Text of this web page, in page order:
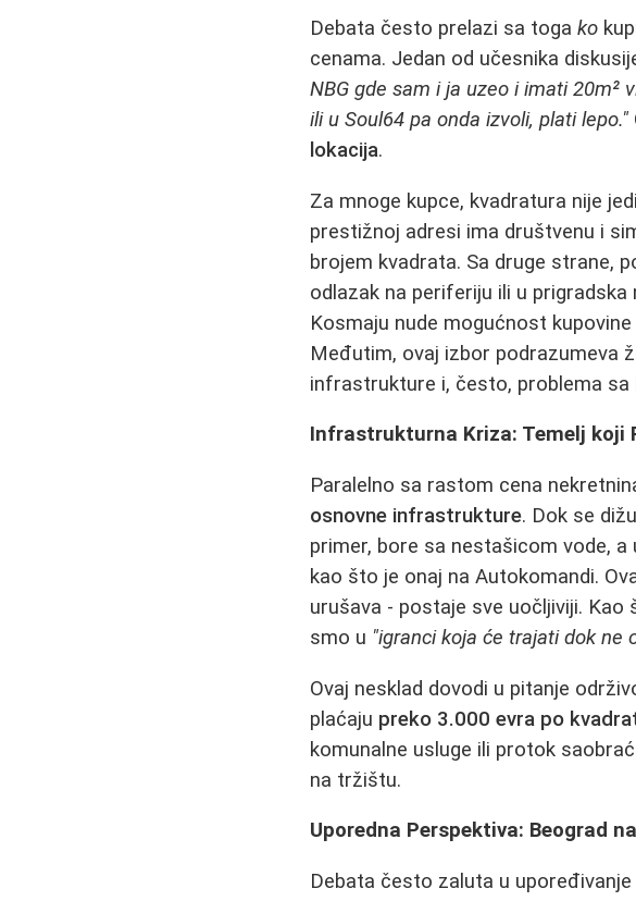
Debata često prelazi sa togako
cenama. Jedan od učesnika
NBG gde sam i ja uzeo i imati 20m²
ili u Soul64 pa onda izvoli, plati lepo."
lokacija.
Za mnoge kupce, kvadratura nije
prestižnoj adresi ima društvenu i
brojem kvadrata. Sa druge strane,
odlazak na periferiju ili u
Kosmaju nude mogućnost kupovine
Međutim, ovaj izbor podrazumeva
infrastrukture i, često, problema sa
Infrastrukturna Kriza: Temelj koji
Paralelno sa rastom cena
osnovne infrastrukture. Dok se
primer, bore sa nestašicom vode,
kao što je onaj na Autokomandi.
urušava - postaje sve uočljiviji.
smo u "igranci koja će trajati dok ne
Ovaj nesklad dovodi u pitanje
plaćaju preko 3.000 evra po
komunalne usluge ili protok
na tržištu.
Uporedna Perspektiva: Beograd
Debata često zaluta u